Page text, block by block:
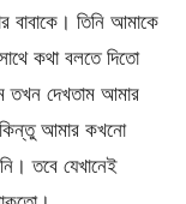
বাবাকে। তিনি আমাকে
কথা বলতে দিতো
তখন দেখতাম আমার
কিন্তু আমার কখনো
তবে যেখানেই